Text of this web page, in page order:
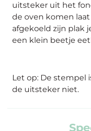
uitsteker uit het
de oven komen laat
afgekoeld zijn plak
een klein beetje
Let op: De stempel
de uitsteker niet.